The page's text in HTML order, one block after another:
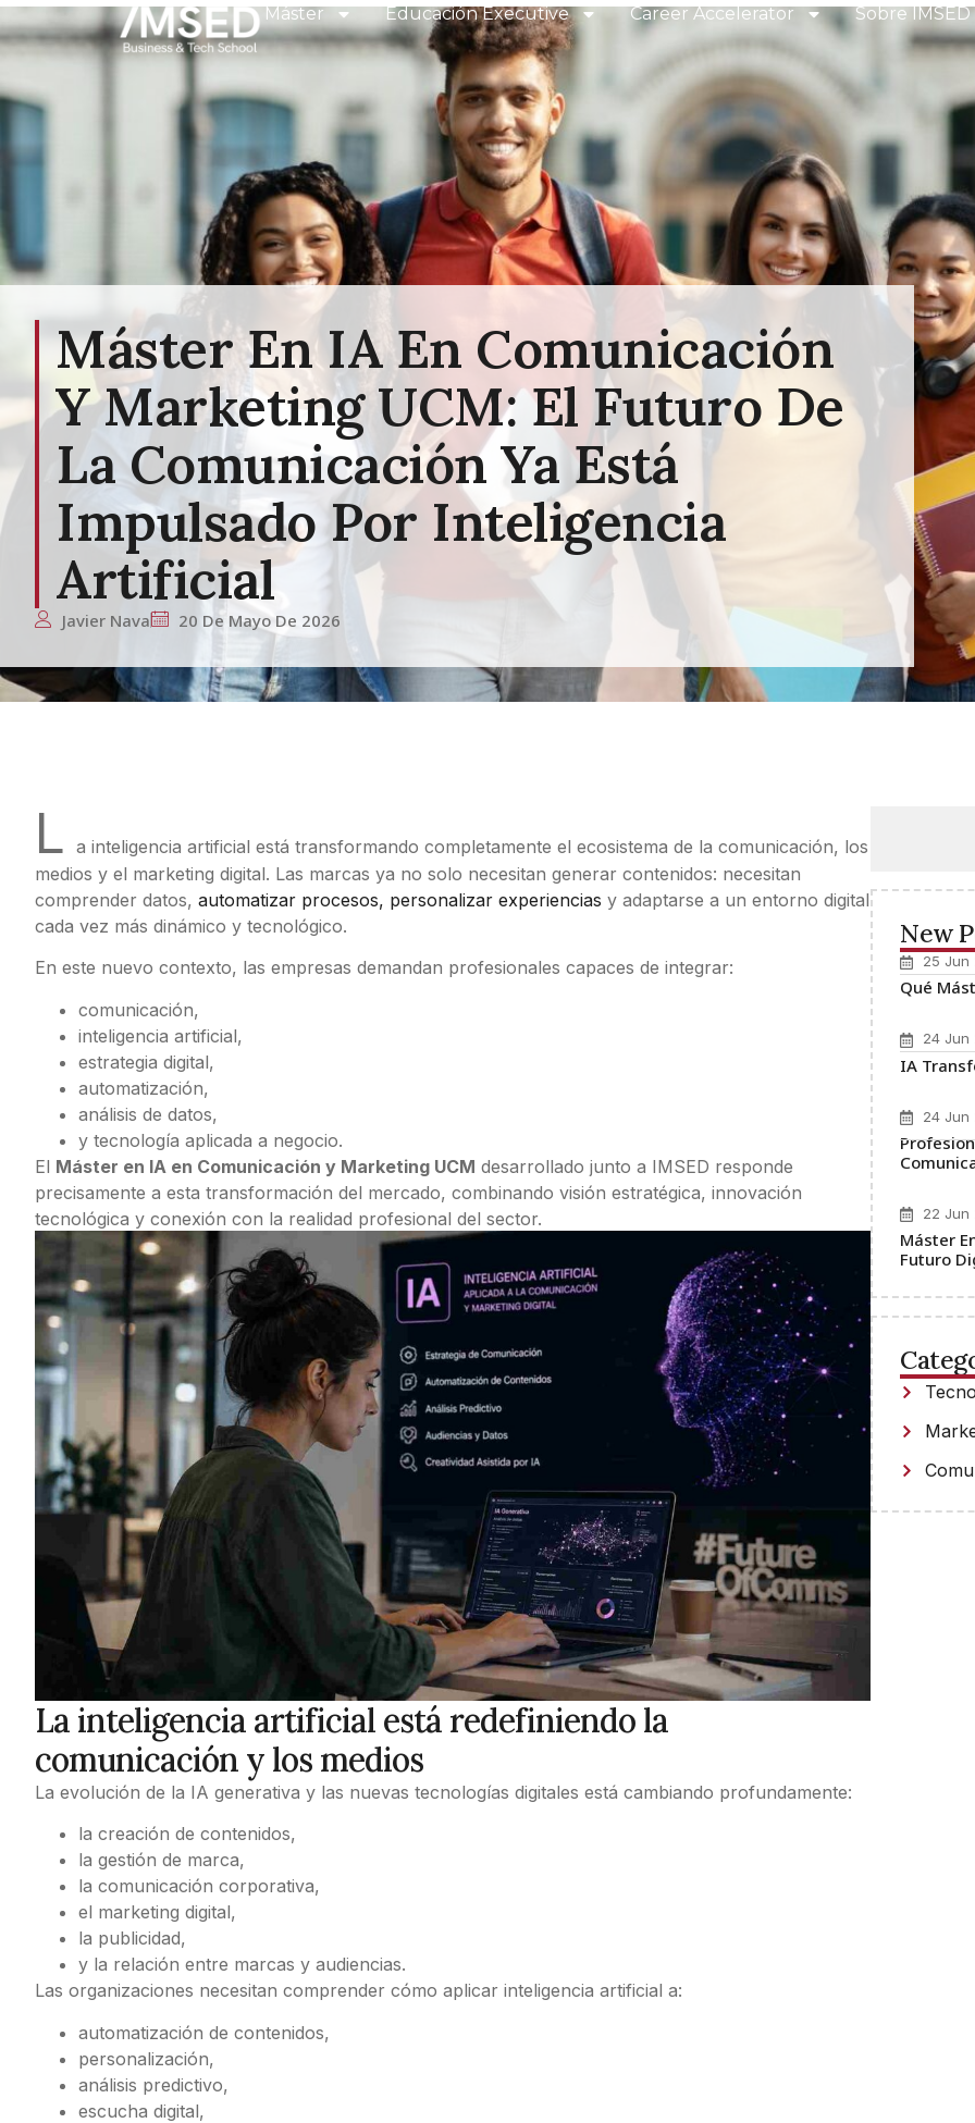
Máster Educación Executive Career Accelerator Sobre IMSED
Máster En IA En Comunicación
Y Marketing UCM: El Futuro De
La Comunicación Ya Está
Impulsado Por Inteligencia
Artificial
Javier Nava 20 De Mayo De 2026
L a inteligencia artificial está transformando completamente el ecosistema de la comunicación, los
medios y el marketing digital. Las marcas ya no solo necesitan generar contenidos: necesitan
comprender datos, automatizar procesos, personalizar experiencias y adaptarse a un entorno digital
cada vez más dinámico y tecnológico.
En este nuevo contexto, las empresas demandan profesionales capaces de integrar:
comunicación,
inteligencia artificial,
estrategia digital,
automatización,
análisis de datos,
y tecnología aplicada a negocio.
El Máster en IA en Comunicación y Marketing UCM desarrollado junto a IMSED responde
precisamente a esta transformación del mercado, combinando visión estratégica, innovación
tecnológica y conexión con la realidad profesional del sector.
La inteligencia artificial está redefiniendo la
comunicación y los medios
La evolución de la IA generativa y las nuevas tecnologías digitales está cambiando profundamente:
la creación de contenidos,
la gestión de marca,
la comunicación corporativa,
el marketing digital,
la publicidad,
y la relación entre marcas y audiencias.
Las organizaciones necesitan comprender cómo aplicar inteligencia artificial a:
automatización de contenidos,
personalización,
análisis predictivo,
escucha digital,
New
25 Jun
Qué
24 Jun
IA
24 Jun
22 Jun
Máster
Futuro